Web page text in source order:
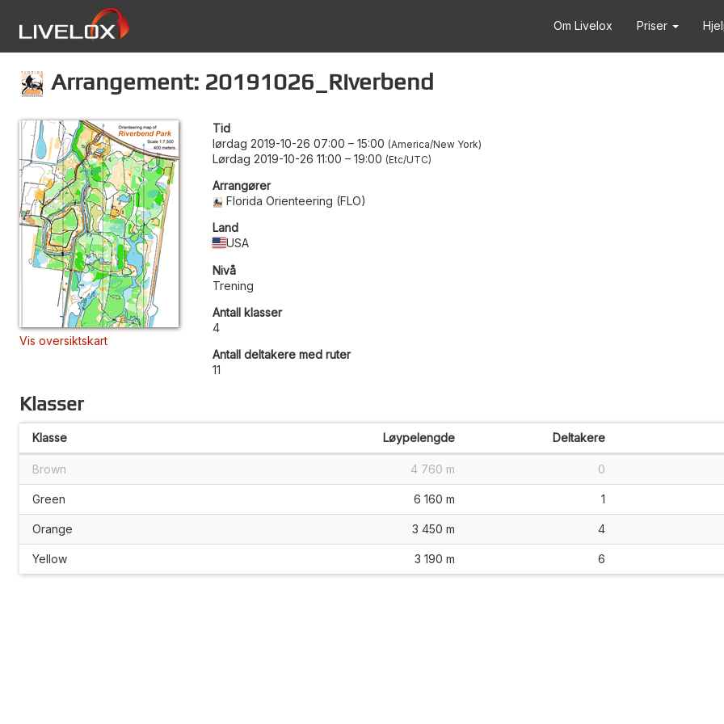
Om Livelox Priser
Arrangement: 20191026_Riverbend
Vis oversiktskart
Tid
lørdag 2019-10-26 07:00 – 15:00 America/New York
Lørdag 2019-10-26 11:00 – 19:00 Etc/UTC
Arrangører
Florida Orienteering (FLO)
Land
USA
Nivå
Trening
Antall klasser
4
Antall deltakere med ruter
11
Klasser
Klasse Løypelengde Deltakere
Brown 4 760 m 0
Green 6 160 m 1
Orange 3 450 m 4
Yellow 3 190 m 6